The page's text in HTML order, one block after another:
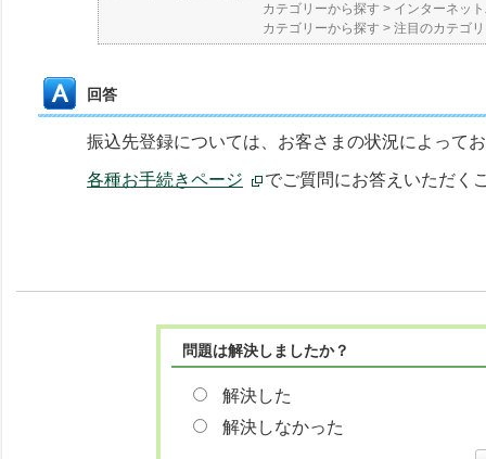
カテゴリーから探す > インターネッ
カテゴリーから探す > 注目のカテゴ
回答
振込先登録については、お客さまの状況によって
各種お手続きページ
でご質問にお答えいただく
問題は解決しましたか？
解決した
解決しなかった